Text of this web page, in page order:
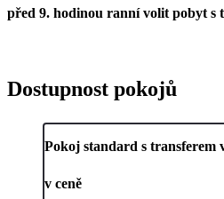
před 9. hodinou ranní volit pobyt
Dostupnost pokojů
Pokoj standard s transferem
v ceně